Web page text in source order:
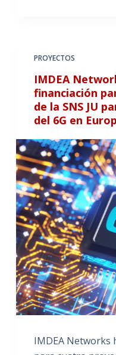
PROYECTOS
IMDEA
financiación
de la SNS JU
del 6G en
IMDEA Networks